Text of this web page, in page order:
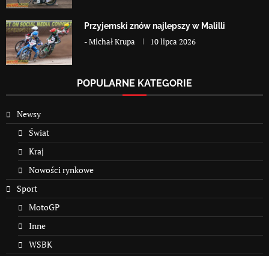
Przyjemski znów najlepszy w Malilli
-Michał Krupa 10 lipca 2026
POPULARNE KATEGORIE
Newsy
Świat
Kraj
Nowości rynkowe
Sport
MotoGP
Inne
WSBK